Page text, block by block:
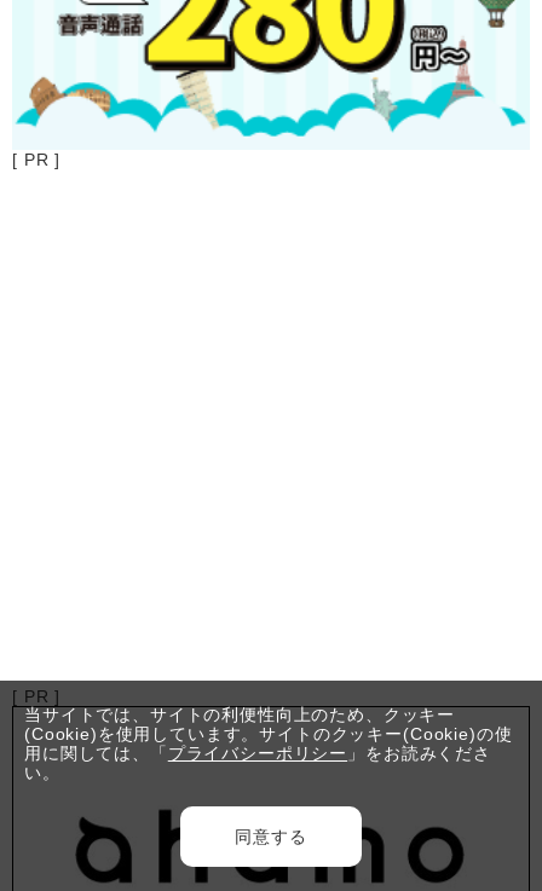
[ PR ]
[ PR ]
当サイトでは、サイトの利便性向上のため、クッキー
(Cookie)を使用しています。サイトのクッキー(Cookie)の使
用に関しては、「 プライバシーポリシー 」をお読みくださ
い。
同意する